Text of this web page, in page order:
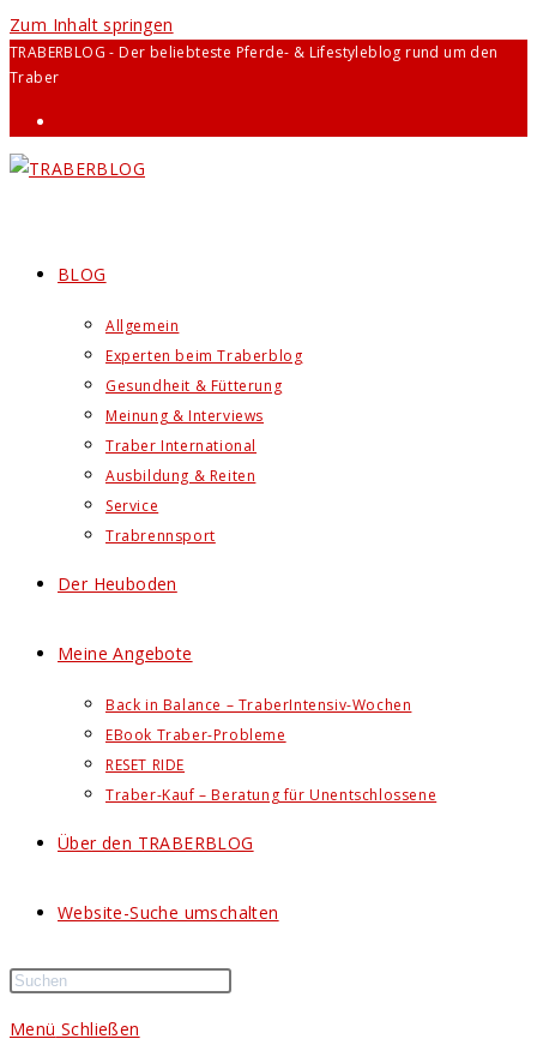
Zum Inhalt springen
TRABERBLOG - Der beliebteste Pferde- & Lifestyleblog rund um den
Traber
BLOG
Allgemein
Experten beim Traberblog
Gesundheit & Fütterung
Meinung & Interviews
Traber International
Ausbildung & Reiten
Service
Trabrennsport
Der Heuboden
Meine Angebote
Back in Balance – TraberIntensiv-Wochen
EBook Traber-Probleme
RESET RIDE
Traber-Kauf – Beratung für Unentschlossene
Über den TRABERBLOG
Website-Suche umschalten
Menü Schließen